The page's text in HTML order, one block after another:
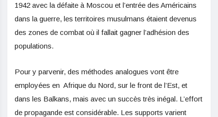
1942 avec la défaite à Moscou et l’entrée des Américains
dans la guerre, les territoires musulmans étaient devenus
des zones de combat où il fallait gagner l’adhésion des
populations.
Pour y parvenir, des méthodes analogues vont être
employées en Afrique du Nord, sur le front de l’Est, et
dans les Balkans, mais avec un succès très inégal. L’effort
de propagande est considérable. Les supports varient